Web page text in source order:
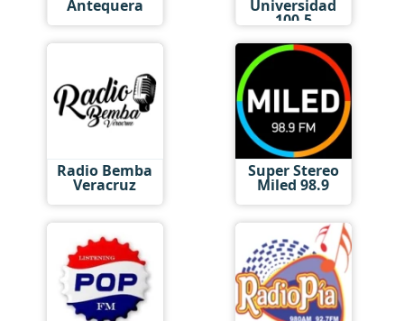
Antequera Universidad
100.5
Radio Bemba
Veracruz
Super Stereo
Miled 98.9